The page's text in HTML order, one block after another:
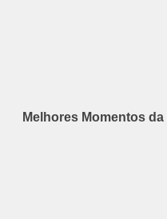
Melhores Momentos